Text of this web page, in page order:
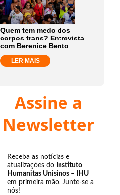
Quem tem medo dos
corpos trans? Entrevista
com Berenice Bento
LER MAIS
Assine a
Newsletter
Receba as notícias e
atualizações do Instituto
Humanitas Unisinos – IHU
em primeira mão. Junte-se a
nós!